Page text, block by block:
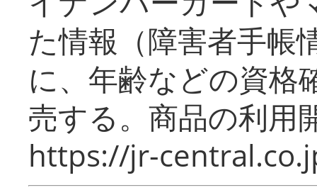
た情報（障害者手帳
に、年齢などの資格
売する。商品の利用
https://jr-